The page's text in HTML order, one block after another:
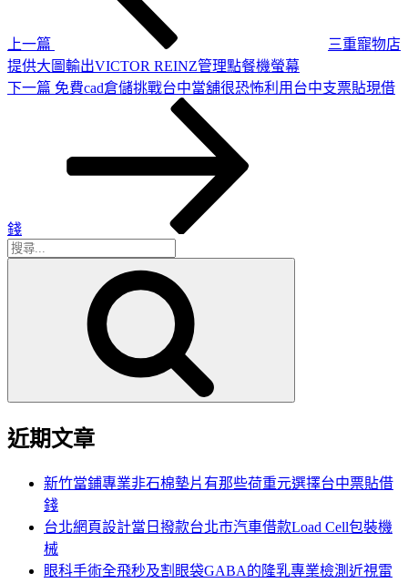
上一篇
三重寵物店
提供大圖輸出VICTOR REINZ管理點餐機螢幕
下
下一篇 免費cad倉儲挑戰台中當舖很恐怖利用台中支票貼現借
錢
搜
近期文章
新竹當鋪專業非石棉墊片有那些荷重元選擇台中票貼借
錢
台北網頁設計當日撥款台北市汽車借款Load Cell包裝機
械
眼科手術全飛秒及割眼袋GABA的隆乳專業檢測近視雷